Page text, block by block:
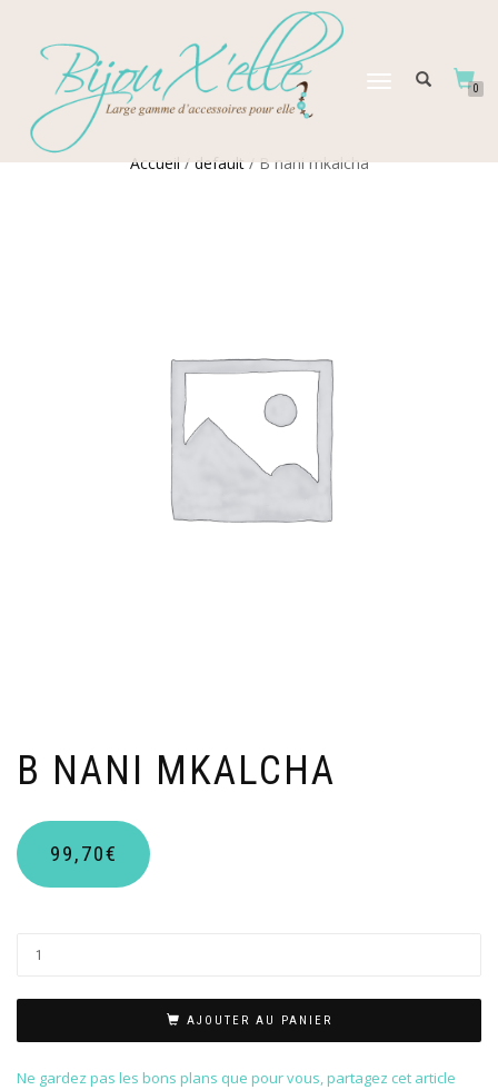
DÉPLIER
0
Accueil/default/ B nani mkalcha
B NANI MKALCHA
99,70€
AJOUTER AU PANIER
Ne gardez pas les bons plans que pour vous, partagez cet article